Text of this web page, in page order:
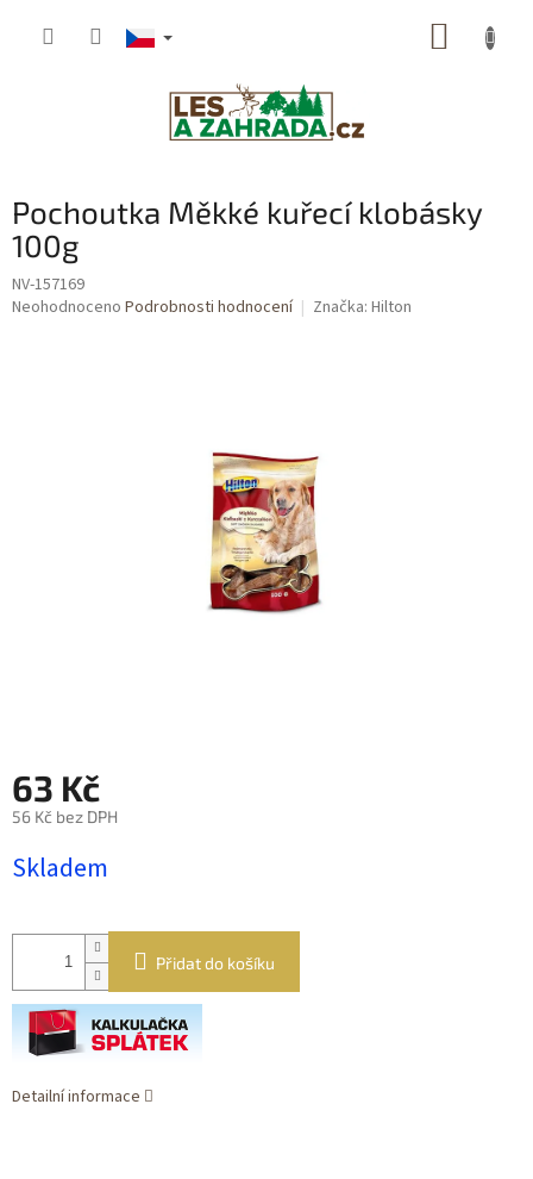
Pochoutka Měkké kuřecí klobásky
100g
NV-157169
Průměrné
Neohodnoceno Podrobnosti hodnocení Značka: Hilton
63 Kč
56 Kč bez DPH
cena:
Skladem
Přidat do košíku
Detailní informace